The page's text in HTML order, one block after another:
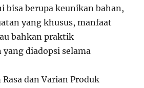
bisa berupa keunikan bahan,
yang khusus, manfaat
bahkan praktik
diadopsi selama
dan Varian Produk